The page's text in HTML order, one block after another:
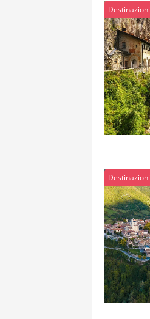
Destinazioni
Destinazioni